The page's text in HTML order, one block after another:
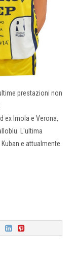
prestazioni non
ex Imola e Verona,
L'ultima
e attualmente